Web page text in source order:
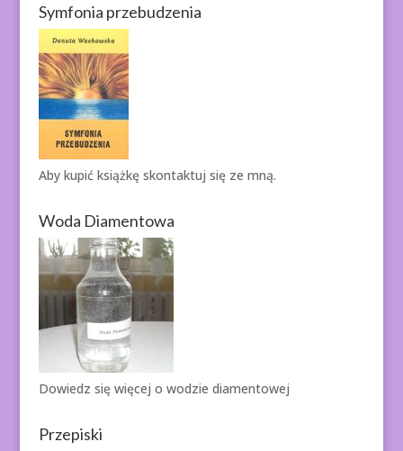
Symfonia przebudzenia
Aby kupić książkę skontaktuj się ze mną.
Woda Diamentowa
Dowiedz się więcej o wodzie diamentowej
Przepiski